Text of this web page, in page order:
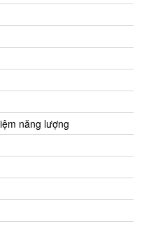
năng lượng